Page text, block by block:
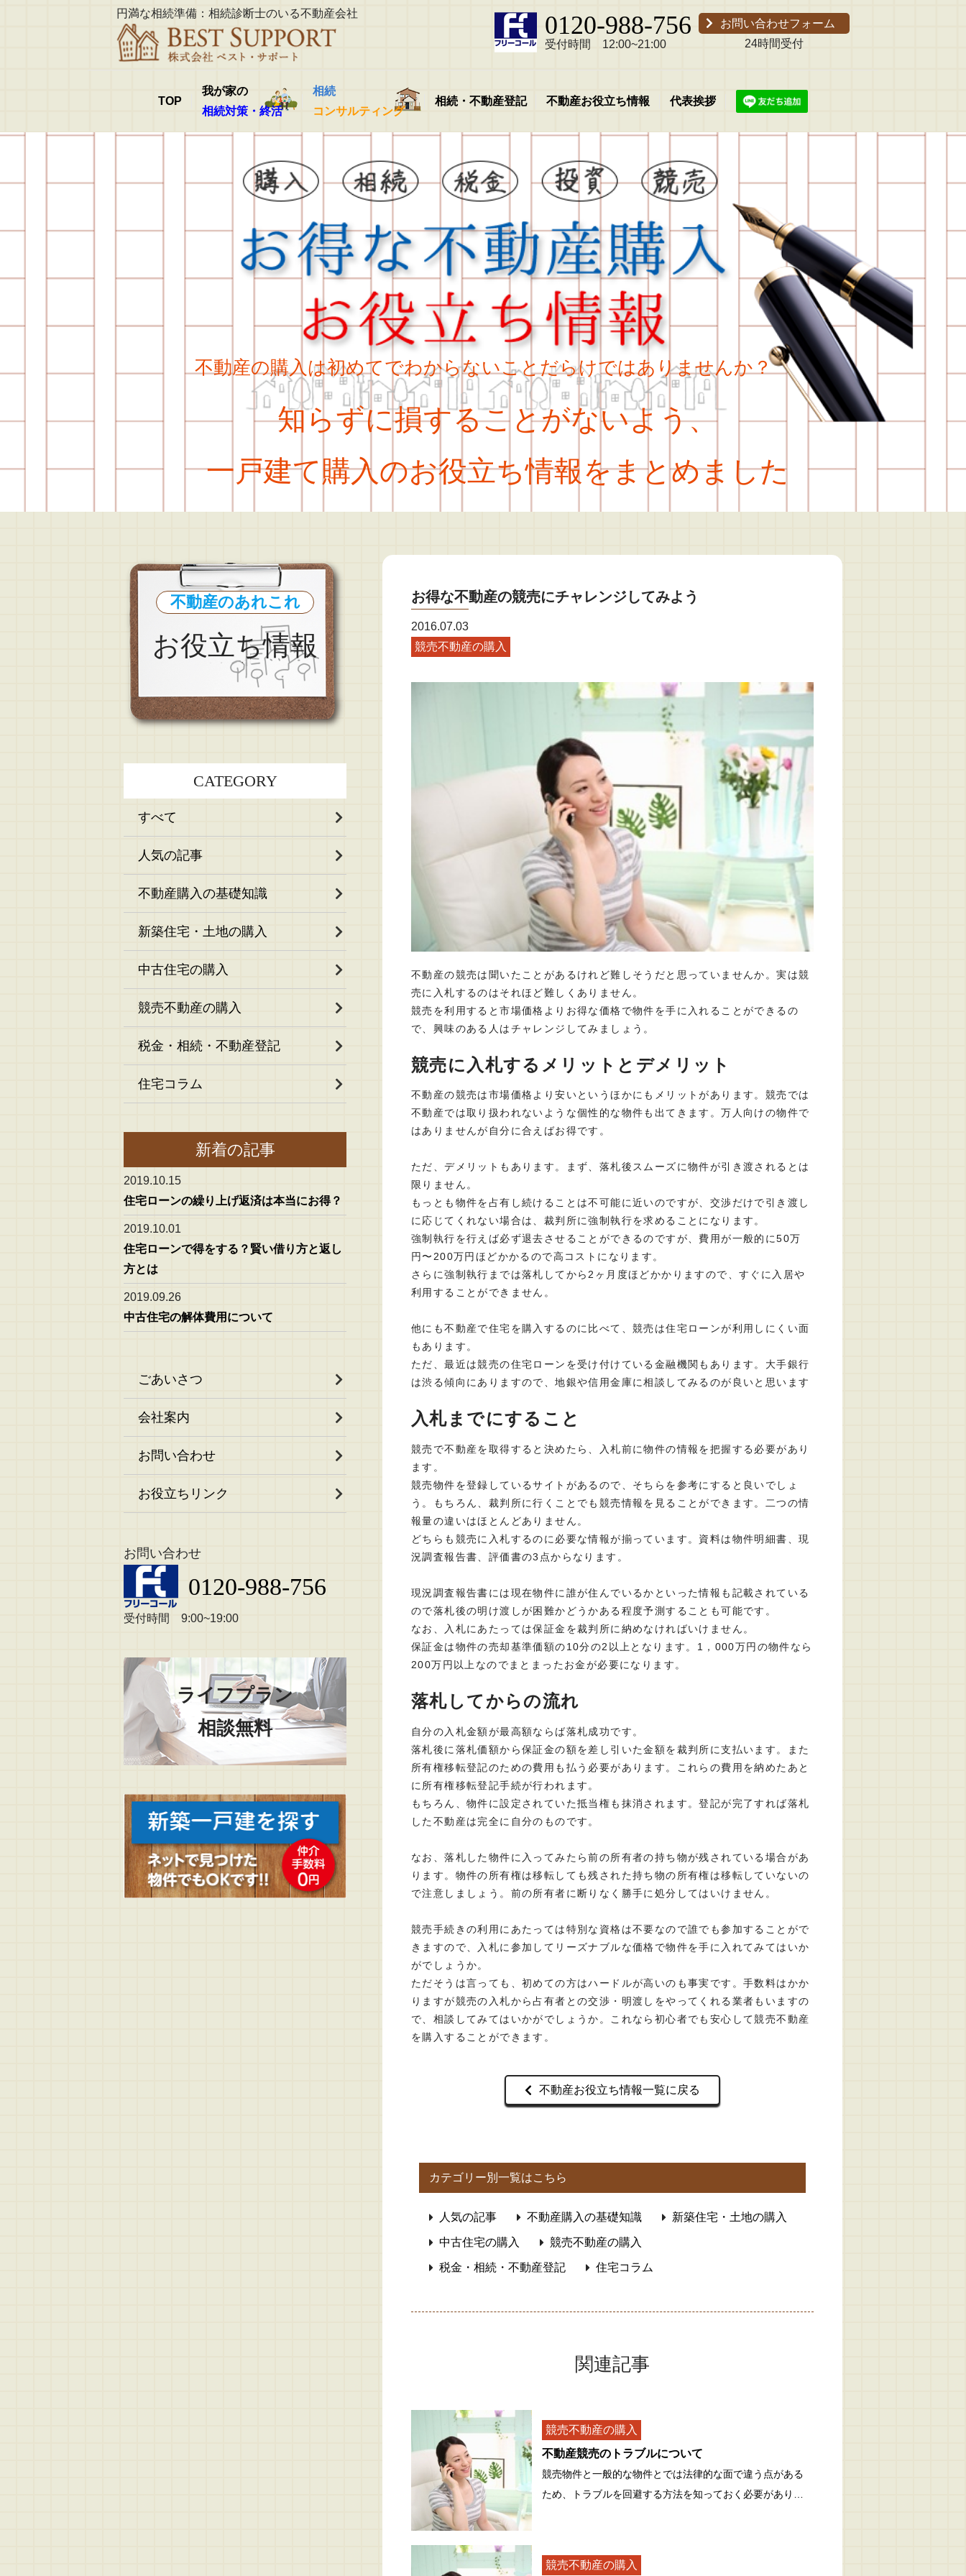
円満な相続準備：相続診断士のいる不動産会社 0120-988-756
受付時間 12:00~21:00
お問い合わせフォーム
24時間受付
TOP
我が家の
相続対策・終活
相続
コンサルティング
相続・不動産登記 不動産お役立ち情報 代表挨拶
不動産の購入は初めてでわからないことだらけではありませんか？
知らずに損することがないよう、
一戸建て購入のお役立ち情報をまとめました
不動産のあれこれ
お役立ち情報
CATEGORY
すべて
人気の記事
不動産購入の基礎知識
新築住宅・土地の購入
中古住宅の購入
競売不動産の購入
税金・相続・不動産登記
住宅コラム
新着の記事
2019.10.15
住宅ローンの繰り上げ返済は本当にお得？
2019.10.01
住宅ローンで得をする？賢い借り方と返し
方とは
2019.09.26
中古住宅の解体費用について
ごあいさつ
会社案内
お問い合わせ
お役立ちリンク
お問い合わせ
0120-988-756
受付時間 9:00~19:00
ライフプラン
相談無料
お得な不動産の競売にチャレンジしてみよう
2016.07.03
競売不動産の購入
不動産の競売は聞いたことがあるけれど難しそうだと思っていませんか。実は競
売に入札するのはそれほど難しくありません。
競売を利用すると市場価格よりお得な価格で物件を手に入れることができるの
で、興味のある人はチャレンジしてみましょう。
競売に入札するメリットとデメリット
不動産の競売は市場価格より安いというほかにもメリットがあります。競売では
不動産では取り扱われないような個性的な物件も出てきます。万人向けの物件で
はありませんが自分に合えばお得です。
ただ、デメリットもあります。まず、落札後スムーズに物件が引き渡されるとは
限りません。
もっとも物件を占有し続けることは不可能に近いのですが、交渉だけで引き渡し
に応じてくれない場合は、裁判所に強制執行を求めることになります。
強制執行を行えば必ず退去させることができるのですが、費用が一般的に50万
円〜200万円ほどかかるので高コストになります。
さらに強制執行までは落札してから2ヶ月度ほどかかりますので、すぐに入居や
利用することができません。
他にも不動産で住宅を購入するのに比べて、競売は住宅ローンが利用しにくい面
もあります。
ただ、最近は競売の住宅ローンを受け付けている金融機関もあります。大手銀行
は渋る傾向にありますので、地銀や信用金庫に相談してみるのが良いと思います
入札までにすること
競売で不動産を取得すると決めたら、入札前に物件の情報を把握する必要があり
ます。
競売物件を登録しているサイトがあるので、そちらを参考にすると良いでしょ
う。もちろん、裁判所に行くことでも競売情報を見ることができます。二つの情
報量の違いはほとんどありません。
どちらも競売に入札するのに必要な情報が揃っています。資料は物件明細書、現
況調査報告書、評価書の3点からなります。
現況調査報告書には現在物件に誰が住んでいるかといった情報も記載されている
ので落札後の明け渡しが困難かどうかある程度予測することも可能です。
なお、入札にあたっては保証金を裁判所に納めなければいけません。
保証金は物件の売却基準価額の10分の2以上となります。1，000万円の物件なら
200万円以上なのでまとまったお金が必要になります。
落札してからの流れ
自分の入札金額が最高額ならば落札成功です。
落札後に落札価額から保証金の額を差し引いた金額を裁判所に支払います。また
所有権移転登記のための費用も払う必要があります。これらの費用を納めたあと
に所有権移転登記手続が行われます。
もちろん、物件に設定されていた抵当権も抹消されます。登記が完了すれば落札
した不動産は完全に自分のものです。
なお、落札した物件に入ってみたら前の所有者の持ち物が残されている場合があ
ります。物件の所有権は移転しても残された持ち物の所有権は移転していないの
で注意しましょう。前の所有者に断りなく勝手に処分してはいけません。
競売手続きの利用にあたっては特別な資格は不要なので誰でも参加することがで
きますので、入札に参加してリーズナブルな価格で物件を手に入れてみてはいか
がでしょうか。
ただそうは言っても、初めての方はハードルが高いのも事実です。手数料はかか
りますが競売の入札から占有者との交渉・明渡しをやってくれる業者もいますの
で、相談してみてはいかがでしょうか。これなら初心者でも安心して競売不動産
を購入することができます。
不動産お役立ち情報一覧に戻る
カテゴリー別一覧はこちら
人気の記事 不動産購入の基礎知識 新築住宅・土地の購入
中古住宅の購入 競売不動産の購入
税金・相続・不動産登記 住宅コラム
関連記事
競売不動産の購入
不動産競売のトラブルについて
競売物件と一般的な物件とでは法律的な面で違う点がある
ため、トラブルを回避する方法を知っておく必要があり…
競売不動産の購入